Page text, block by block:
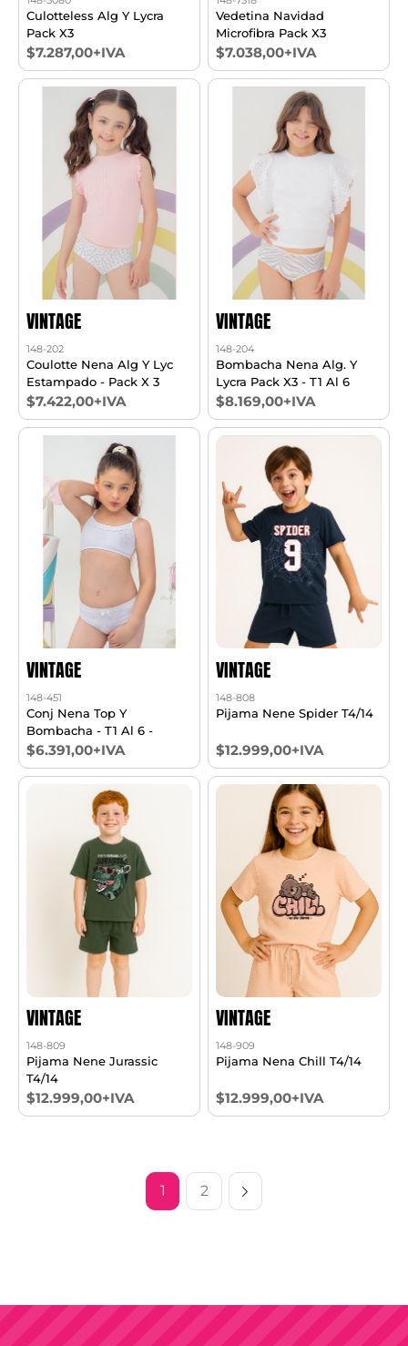
Culotteless Alg Y Lycra
Pack X3
$7.287,00+IVA
Vedetina Navidad
Microfibra Pack X3
$7.038,00+IVA
VINTAGE
148-202
Coulotte Nena Alg Y Lyc
Estampado - Pack X 3
$7.422,00+IVA
VINTAGE
148-204
Bombacha Nena Alg. Y
Lycra Pack X3 - T1 Al 6
$8.169,00+IVA
VINTAGE
148-451
Conj Nena Top Y
Bombacha - T1 Al 6 -
$6.391,00+IVA
VINTAGE
148-808
Pijama Nene Spider T4/14
$12.999,00+IVA
VINTAGE
148-809
Pijama Nene Jurassic
T4/14
$12.999,00+IVA
VINTAGE
148-909
Pijama Nena Chill T4/14
$12.999,00+IVA
1 2